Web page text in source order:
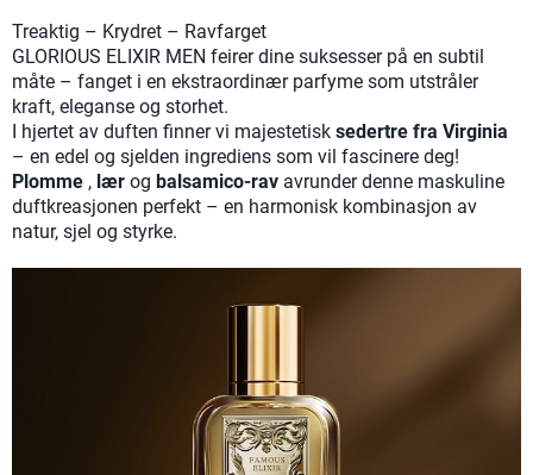
Treaktig – Krydret – Ravfarget
GLORIOUS ELIXIR MEN feirer dine suksesser på en subtil
måte – fanget i en ekstraordinær parfyme som utstråler
kraft, eleganse og storhet.
I hjertet av duften finner vi majestetisk sedertre fra Virginia
– en edel og sjelden ingrediens som vil fascinere deg!
Plomme , lær og balsamico-rav avrunder denne maskuline
duftkreasjonen perfekt – en harmonisk kombinasjon av
natur, sjel og styrke.